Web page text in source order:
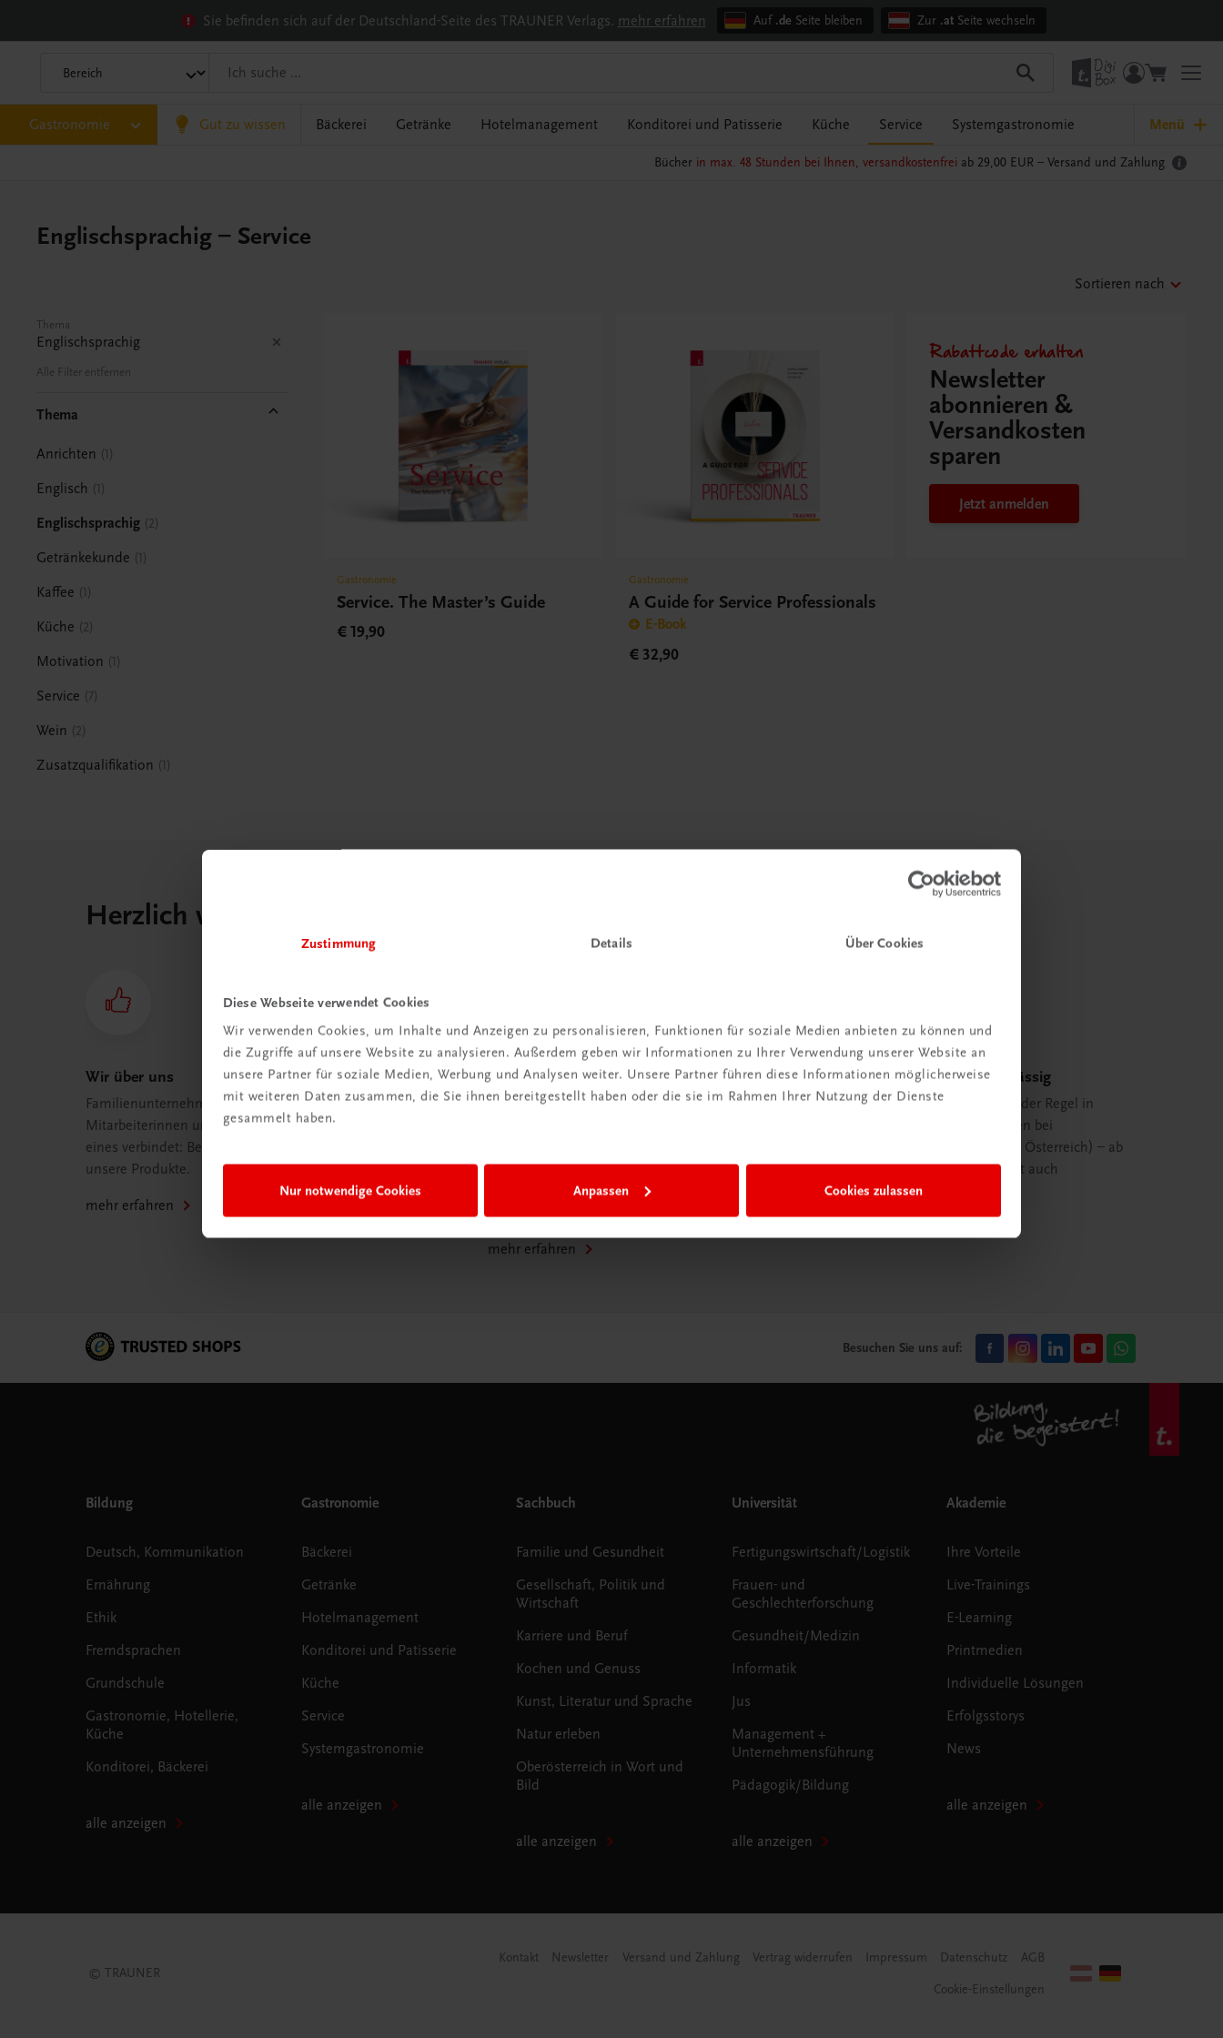
Zustimmung Details Über Cookies
Diese Webseite verwendet Cookies
Wir verwenden Cookies, um Inhalte und Anzeigen zu personalisieren, Funktionen für soziale Medien anbieten zu können und
die Zugriffe auf unsere Website zu analysieren. Außerdem geben wir Informationen zu Ihrer Verwendung unserer Website an
unsere Partner für soziale Medien, Werbung und Analysen weiter. Unsere Partner führen diese Informationen möglicherweise
mit weiteren Daten zusammen, die Sie ihnen bereitgestellt haben oder die sie im Rahmen Ihrer Nutzung der Dienste
gesammelt haben.
Nur notwendige Cookies Anpassen Cookies zulassen
Sie befinden sich auf der Deutschland-Seite des TRAUNER Verlags. mehr erfahren Auf .de Seite bleiben Zur .atSeite wechseln
Gastronomie Gut zu wissen Bäckerei Getränke Hotelmanagement Konditorei und Patisserie Küche Service Systemgastronomie Menü
Bücher in max. 48 Stunden bei Ihnen, versandkostenfrei ab 29,00 EUR – Versand und Zahlung
Englischsprachig – Service
Sortieren nach
Thema
Englischsprachig
Alle Filter entfernen
Thema
Anrichten 1
Englisch 1
Englischsprachig 2
Getränkekunde 1
Kaffee 1
Küche 2
Motivation 1
Service 7
Wein 2
Zusatzqualifikation 1
Gastronomie
Service. The Master’s Guide
€ 19,90
Gastronomie
A Guide for Service Professionals
E-Book
€ 32,90
Rabattcode erhalten
Newsletter
abonnieren &
Versandkosten
sparen
Jetzt anmelden
Herzlich willkommen bei TRAUNER!
Wir über uns
Familienunternehmen mit 80
Mitarbeiterinnen und Mitarbeitern, die
eines verbindet: Begeisterung für
unsere Produkte.
mehr erfahren
Wir sind gerne für Sie da
TRAUNER Verlag + Buchservice GmbH
Tel.:+43 732 778241
buchservice@trauner.at
WhatsApp:+43 664 88 58 69 41
mehr erfahren
Schnell und zuverlässig
Ihre Bestellung ist in der Regel in
spätestens 48 Stunden bei
Ihnen (innerhalb von Österreich) – ab
29,00 EUR Bestellwert auch
versandkostenfrei.
Besuchen Sie uns auf:
Bildung
Deutsch, Kommunikation
Ernährung
Ethik
Fremdsprachen
Grundschule
Gastronomie, Hotellerie,
Küche
Konditorei, Bäckerei
alle anzeigen
Gastronomie
Bäckerei
Getränke
Hotelmanagement
Konditorei und Patisserie
Küche
Service
Systemgastronomie
alle anzeigen
Sachbuch
Familie und Gesundheit
Gesellschaft, Politik und
Wirtschaft
Karriere und Beruf
Kochen und Genuss
Kunst, Literatur und Sprache
Natur erleben
Oberösterreich in Wort und
Bild
alle anzeigen
Universität
Fertigungswirtschaft/Logistik
Frauen- und
Geschlechterforschung
Gesundheit/Medizin
Informatik
Jus
Management +
Unternehmensführung
Pädagogik/Bildung
alle anzeigen
Akademie
Ihre Vorteile
Live-Trainings
E-Learning
Printmedien
Individuelle Lösungen
Erfolgsstorys
News
alle anzeigen
© TRAUNER
Kontakt Newsletter Versand und Zahlung Vertrag widerrufen Impressum Datenschutz AGB
Cookie-Einstellungen